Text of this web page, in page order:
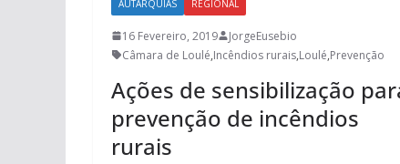
AUTARQUIAS REGIONAL
16 Fevereiro, 2019
JorgeEusebio
Câmara de Loulé,Incêndios rurais,Loulé,Prevenção
Ações de sensibilização
prevenção de incêndios
rurais